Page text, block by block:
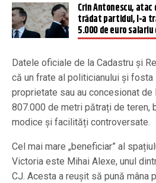
Crin Antonescu,
trădat partidul, l-a
5.000 de euro
Datele oficiale de la Cadastru și
că un frate al politicianului și
proprietate sau au concesionat
807.000 de metri pătrați de teren,
modice și facilități controversate.
Cel mai mare „beneficiar” al
Victoria este Mihai Alexe, unul
CJ. Acesta a reușit să pună mâna